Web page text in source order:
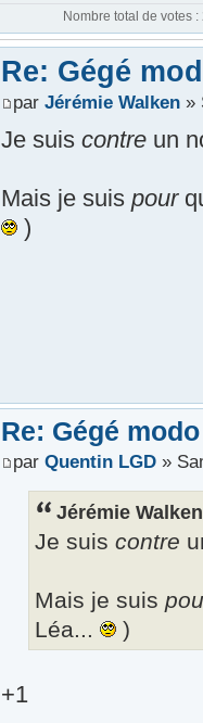
Re: Gégé
par Jérémie Walken»
Je suis contre un
Mais je suis pour
)
Re: Gégé
par Quentin LGD»
Jérémie
Je suis contre
Mais je suis
Léa...
)
+1